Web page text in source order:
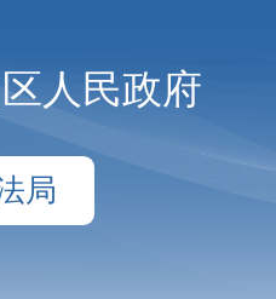
人民政府
局